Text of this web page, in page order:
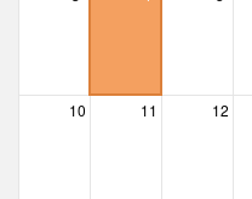
10 11 12